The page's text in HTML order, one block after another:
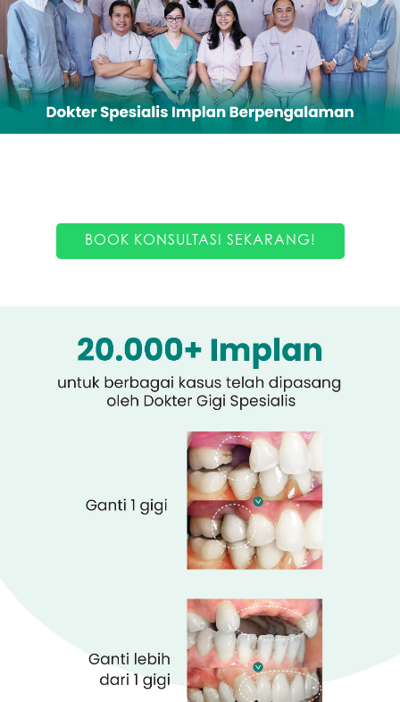
BOOK KONSULTASI SEKARANG!